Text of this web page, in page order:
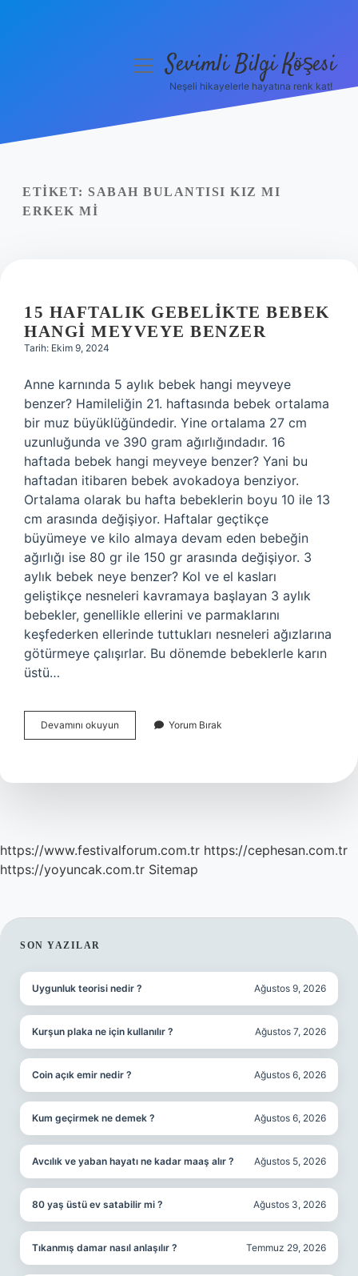
Yasal Uyarı
menüyüSevimli Bilgi Köşesi
Neşeli hikayelerle hayatına renk kat!
ETIKET: SABAH BULANTISI KIZ MI
ERKEK MI
15 HAFTALIK GEBELIKTE BEBEK
HANGI MEYVEYE BENZER
Tarih: Ekim 9, 2024
Anne karnında 5 aylık bebek hangi meyveye
benzer? Hamileliğin 21. haftasında bebek ortalama
bir muz büyüklüğündedir. Yine ortalama 27 cm
uzunluğunda ve 390 gram ağırlığındadır. 16
haftada bebek hangi meyveye benzer? Yani bu
haftadan itibaren bebek avokadoya benziyor.
Ortalama olarak bu hafta bebeklerin boyu 10 ile 13
cm arasında değişiyor. Haftalar geçtikçe
büyümeye ve kilo almaya devam eden bebeğin
ağırlığı ise 80 gr ile 150 gr arasında değişiyor. 3
aylık bebek neye benzer? Kol ve el kasları
geliştikçe nesneleri kavramaya başlayan 3 aylık
bebekler, genellikle ellerini ve parmaklarını
keşfederken ellerinde tuttukları nesneleri ağızlarına
götürmeye çalışırlar. Bu dönemde bebeklerle karın
üstü…
Devamını okuyun
Haftalık
Hangi
Yorum Bırak
https://www.festivalforum.com.tr https://cephesan.com.tr
https://yoyuncak.com.tr Sitemap
SIDEBAR
SON YAZILAR
Uygunluk teorisi nedir ? Ağustos 9, 2026
Kurşun plaka ne için kullanılır ? Ağustos 7, 2026
Coin açık emir nedir ? Ağustos 6, 2026
Kum geçirmek ne demek ? Ağustos 6, 2026
Avcılık ve yaban hayatı ne kadar maaş alır ? Ağustos 5, 2026
80 yaş üstü ev satabilir mi ? Ağustos 3, 2026
Tıkanmış damar nasıl anlaşılır ? Temmuz 29, 2026